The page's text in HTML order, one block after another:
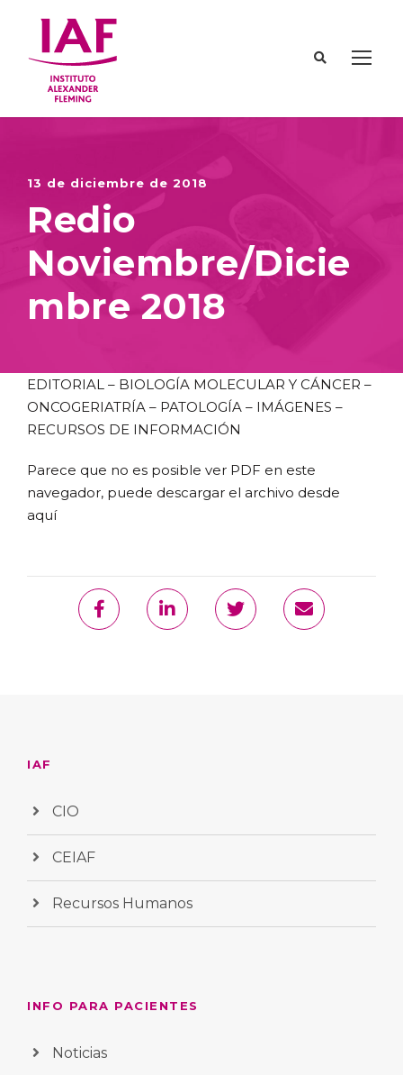
13 de diciembre de 2018
Redio
Noviembre/Dicie
mbre 2018
EDITORIAL – BIOLOGÍA MOLECULAR Y CÁNCER –
ONCOGERIATRÍA – PATOLOGÍA – IMÁGENES –
RECURSOS DE INFORMACIÓN
Parece que no es posible ver PDF en este
navegador, puede descargar el archivo desde
aquí
IAF
CIO
CEIAF
Recursos Humanos
INFO PARA PACIENTES
Noticias